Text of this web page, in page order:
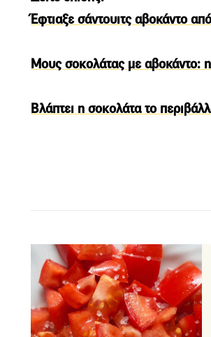
Έφτιαξε σάντουιτς αβοκάντο
Μους σοκολάτας με αβοκάντο: η
Βλάπτει η σοκολάτα το